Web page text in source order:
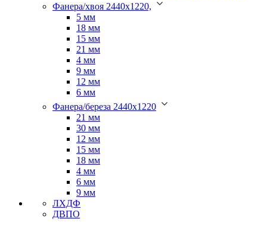
Фанера/хвоя 2440х1220,
5 мм
18 мм
15 мм
21 мм
4 мм
9 мм
12 мм
6 мм
Фанера/береза 2440х1220
21 мм
30 мм
12 мм
15 мм
18 мм
4 мм
6 мм
9 мм
ЛХДФ
ДВПО